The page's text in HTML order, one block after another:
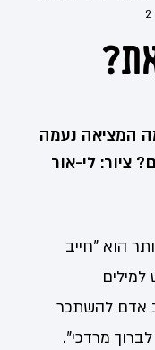
המציאה נעמה
ציור: לי-אור
הוא "חייב
אדם להשתכר
מרדכי".